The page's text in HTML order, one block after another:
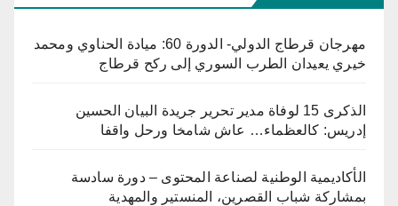
مهرجان قرطاج الدولي- الدورة 60: ميادة الحناوي ومحمد
خيري يعيدان الطرب السوري إلى ركح قرطاج
الذكرى 15 لوفاة مدير تحرير جريدة البيان الحسين
إدريس: كالعظماء… عاش شامخا ورحل واقفا
الأكاديمية الوطنية لصناعة المحتوى – دورة سادسة
بمشاركة شباب القصرين، المنستير والمهدية